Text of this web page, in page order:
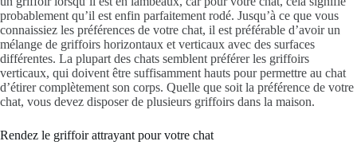
probablement qu’il est enfin parfaitement rodé. Jusqu’à ce que vous
connaissiez les préférences de votre chat, il est préférable d’avoir un
mélange de griffoirs horizontaux et verticaux avec des surfaces
différentes. La plupart des chats semblent préférer les griffoirs
verticaux, qui doivent être suffisamment hauts pour permettre au chat
d’étirer complètement son corps. Quelle que soit la préférence de votre
chat, vous devez disposer de plusieurs griffoirs dans la maison.
Rendez le griffoir attrayant pour votre chat